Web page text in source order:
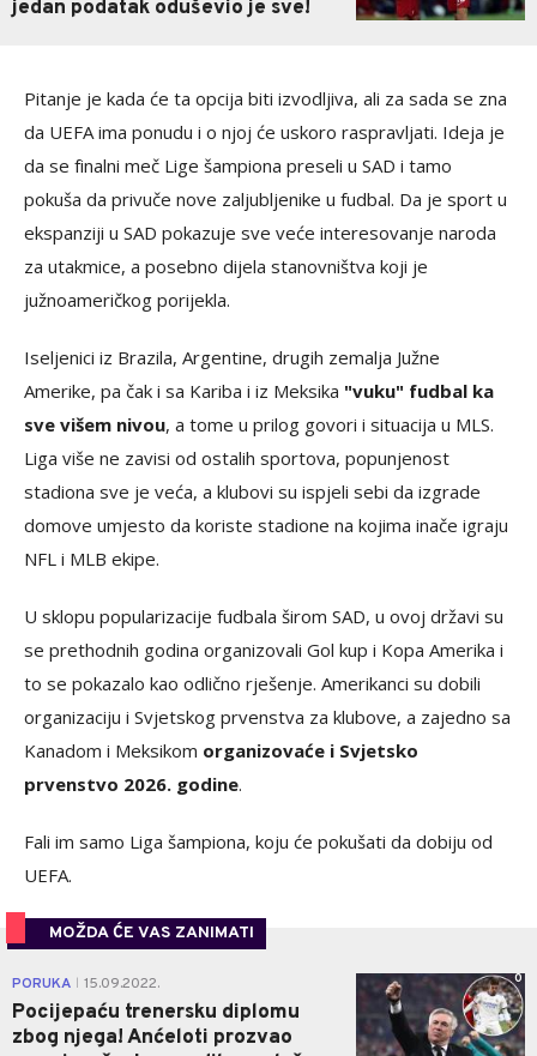
jedan podatak oduševio je sve!
Pitanje je kada će ta opcija biti izvodljiva, ali za sada se zna
da UEFA ima ponudu i o njoj će uskoro raspravljati. Ideja je
da se finalni meč Lige šampiona preseli u SAD i tamo
pokuša da privuče nove zaljubljenike u fudbal. Da je sport u
ekspanziji u SAD pokazuje sve veće interesovanje naroda
za utakmice, a posebno dijela stanovništva koji je
južnoameričkog porijekla.
Iseljenici iz Brazila, Argentine, drugih zemalja Južne
Amerike, pa čak i sa Kariba i iz Meksika "vuku" fudbal ka
sve višem nivou, a tome u prilog govori i situacija u MLS.
Liga više ne zavisi od ostalih sportova, popunjenost
stadiona sve je veća, a klubovi su ispjeli sebi da izgrade
domove umjesto da koriste stadione na kojima inače igraju
NFL i MLB ekipe.
U sklopu popularizacije fudbala širom SAD, u ovoj državi su
se prethodnih godina organizovali Gol kup i Kopa Amerika i
to se pokazalo kao odlično rješenje. Amerikanci su dobili
organizaciju i Svjetskog prvenstva za klubove, a zajedno sa
Kanadom i Meksikom organizovaće i Svjetsko
prvenstvo 2026. godine.
Fali im samo Liga šampiona, koju će pokušati da dobiju od
UEFA.
MOŽDA ĆE VAS ZANIMATI
PORUKA 15.09.2022.
Pocijepaću trenersku diplomu
zbog njega! Anćeloti prozvao
0